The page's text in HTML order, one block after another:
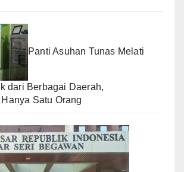
Panti Asuhan Tunas Melati
dari Berbagai Daerah,
Satu Orang